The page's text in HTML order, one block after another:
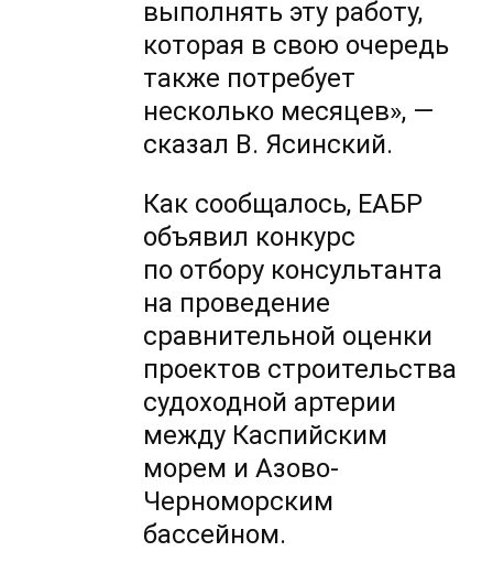
выполнять эту работу,
которая в свою очередь
также потребует
несколько месяцев», —
сказал В. Ясинский.
Как сообщалось, ЕАБР
объявил конкурс
по отбору консультанта
на проведение
сравнительной оценки
проектов строительства
судоходной артерии
между Каспийским
морем и Азово-
Черноморским
бассейном.